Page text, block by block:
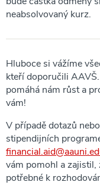
neabsolvovaný kurz.
Hluboce si vážíme
kteří doporučili
pomáhá nám růst a
vám!
V případě dotazů
stipendijních
vám pomohl a
potřebné k